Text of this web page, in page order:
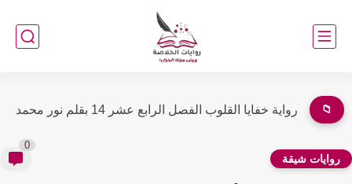
📁 رواية خفايا القلوب كاملة (جميع فصول الرواية) بقلم نور محمد
شيقة